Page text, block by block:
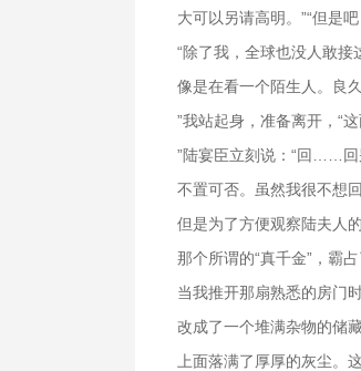
大可以另请高明。”“但是
“除了我，全球也没人敢接
像是在看一个陌生人。良
”我站起身，准备离开，“
”陆宴臣立刻说：“回……回
不置可否。虽然我很不想
但是为了方便观察陆夫人
那个所谓的“真千金”，霸
当我推开那扇熟悉的房门
改成了一个堆满杂物的储
上面落满了厚厚的灰尘。